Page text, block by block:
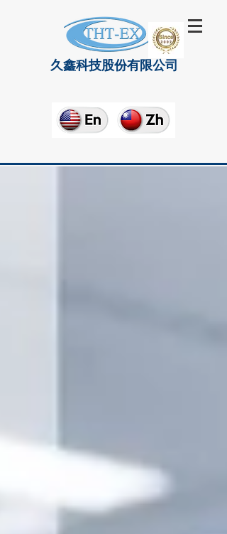
久鑫科技股份有限公司